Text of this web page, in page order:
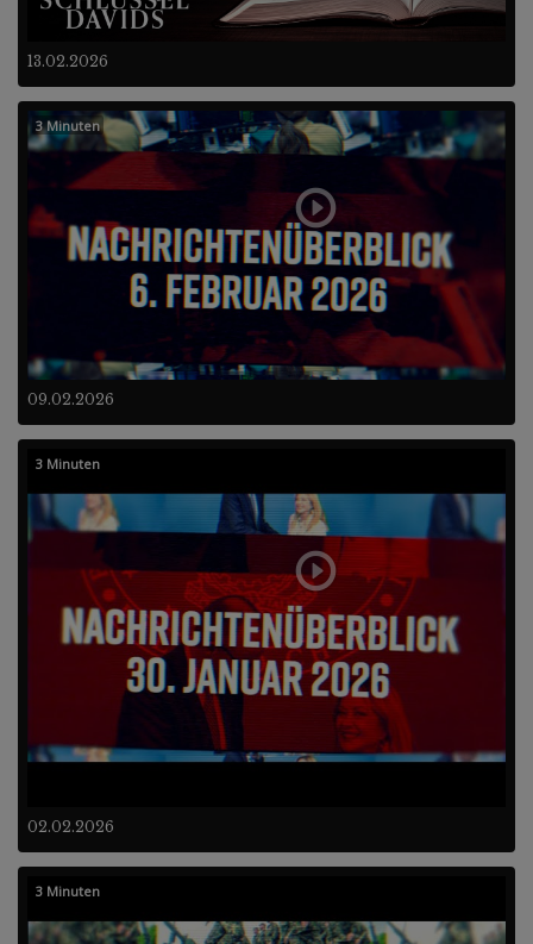
13.02.2026
09.02.2026
3 Minuten
02.02.2026
3 Minuten
3 Minuten